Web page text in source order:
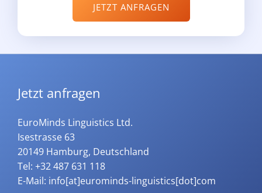
JETZT ANFRAGEN
Jetzt anfragen
EuroMinds Linguistics Ltd.
Isestrasse 63
20149 Hamburg, Deutschland
Tel: +32 487 631 118
E-Mail: info[at]eurominds-linguistics[dot]com